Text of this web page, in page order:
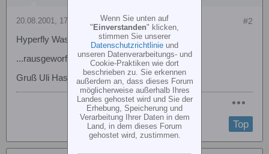
#2
20.08.2001, 17:11
Hyperfly Was ist das?
...rausgeworfenes Geld.
Gruß Uli Haslinde
Top
Wenn Sie unten auf
"Einverstanden" klicken,
stimmen Sie unserer
Datenschutzrichtlinie und
unseren Datenverarbeitungs- und
Cookie-Praktiken wie dort
beschrieben zu. Sie erkennen
außerdem an, dass dieses Forum
möglicherweise außerhalb Ihres
Landes gehostet wird und Sie der
Erhebung, Speicherung und
Verarbeitung Ihrer Daten in dem
Land, in dem dieses Forum
gehostet wird, zustimmen.